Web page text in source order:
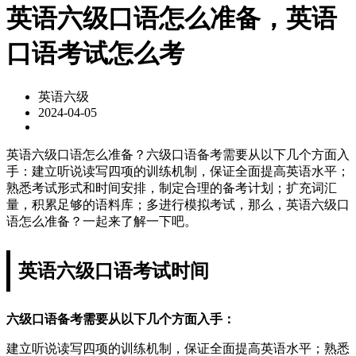
英语六级口语怎么准备，英语
口语考试怎么考
英语六级
2024-04-05
英语六级口语怎么准备？六级口语备考需要从以下几个方面入
手：建立听说读写四项的训练机制，保证全面提高英语水平；
熟悉考试形式和时间安排，制定合理的备考计划；扩充词汇
量，积累足够的语料库；多进行模拟考试，那么，英语六级口
语怎么准备？一起来了解一下吧。
英语六级口语考试时间
六级口语备考需要从以下几个方面入手：
建立听说读写四项的训练机制，保证全面提高英语水平；熟悉